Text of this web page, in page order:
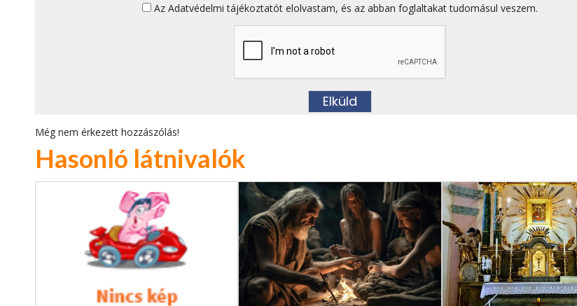
Az Adatvédelmi tájékoztatót elolvastam, és az abban foglaltakat tudomásul veszem.
Még nem érkezett hozzászólás!
Hasonló látnivalók